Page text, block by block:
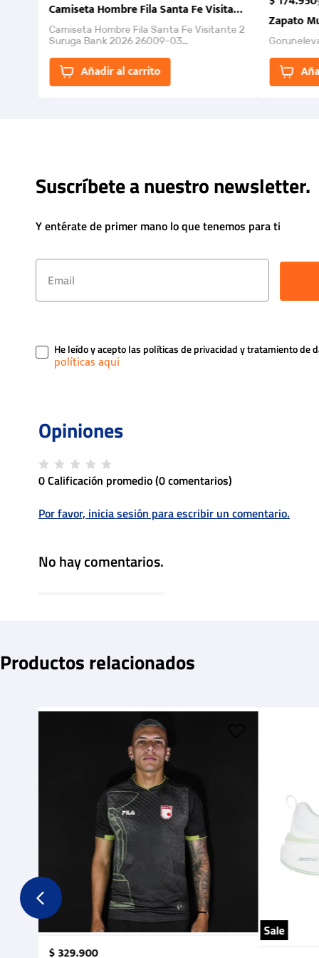
Camiseta Hombre Fila Santa Fe Visitante 2 Suruga
Camiseta Hombre Fila Santa Fe Visitante 2
Suruga Bank 2026 26009-03
la Et...
Añadir al carrito
Zapato
Suscríbete a nuestro newsletter.
Y entérate de primer mano lo que tenemos para ti
He leído y acepto las políticas de privacidad y tratamiento de
0 Calificación promedio(0 comentarios)
Por favor, inicia sesión para escribir un comentario.
No hay comentarios.
Productos relacionados
$329.900
Sale